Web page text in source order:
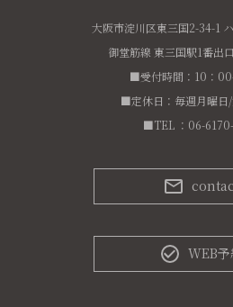
大阪市淀川区東三国2-34-1
御堂筋線 東三国駅1番出
■受付時間：10：
■定休日：毎週月曜日
■TEL ：06-
WEB予